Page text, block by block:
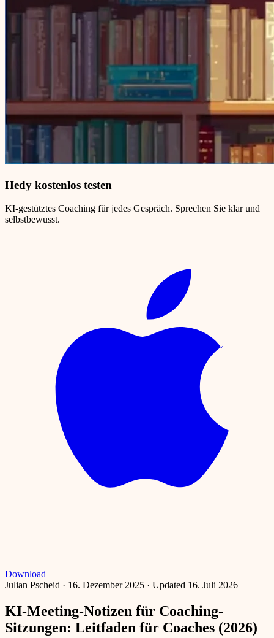
Hedy kostenlos testen
KI-gestütztes Coaching für jedes Gespräch. Sprechen Sie klar und
selbstbewusst.
Download
Julian Pscheid · 16. Dezember 2025 · Updated 16. Juli 2026
KI-Meeting-Notizen für Coaching-
Sitzungen: Leitfaden für Coaches (2026)